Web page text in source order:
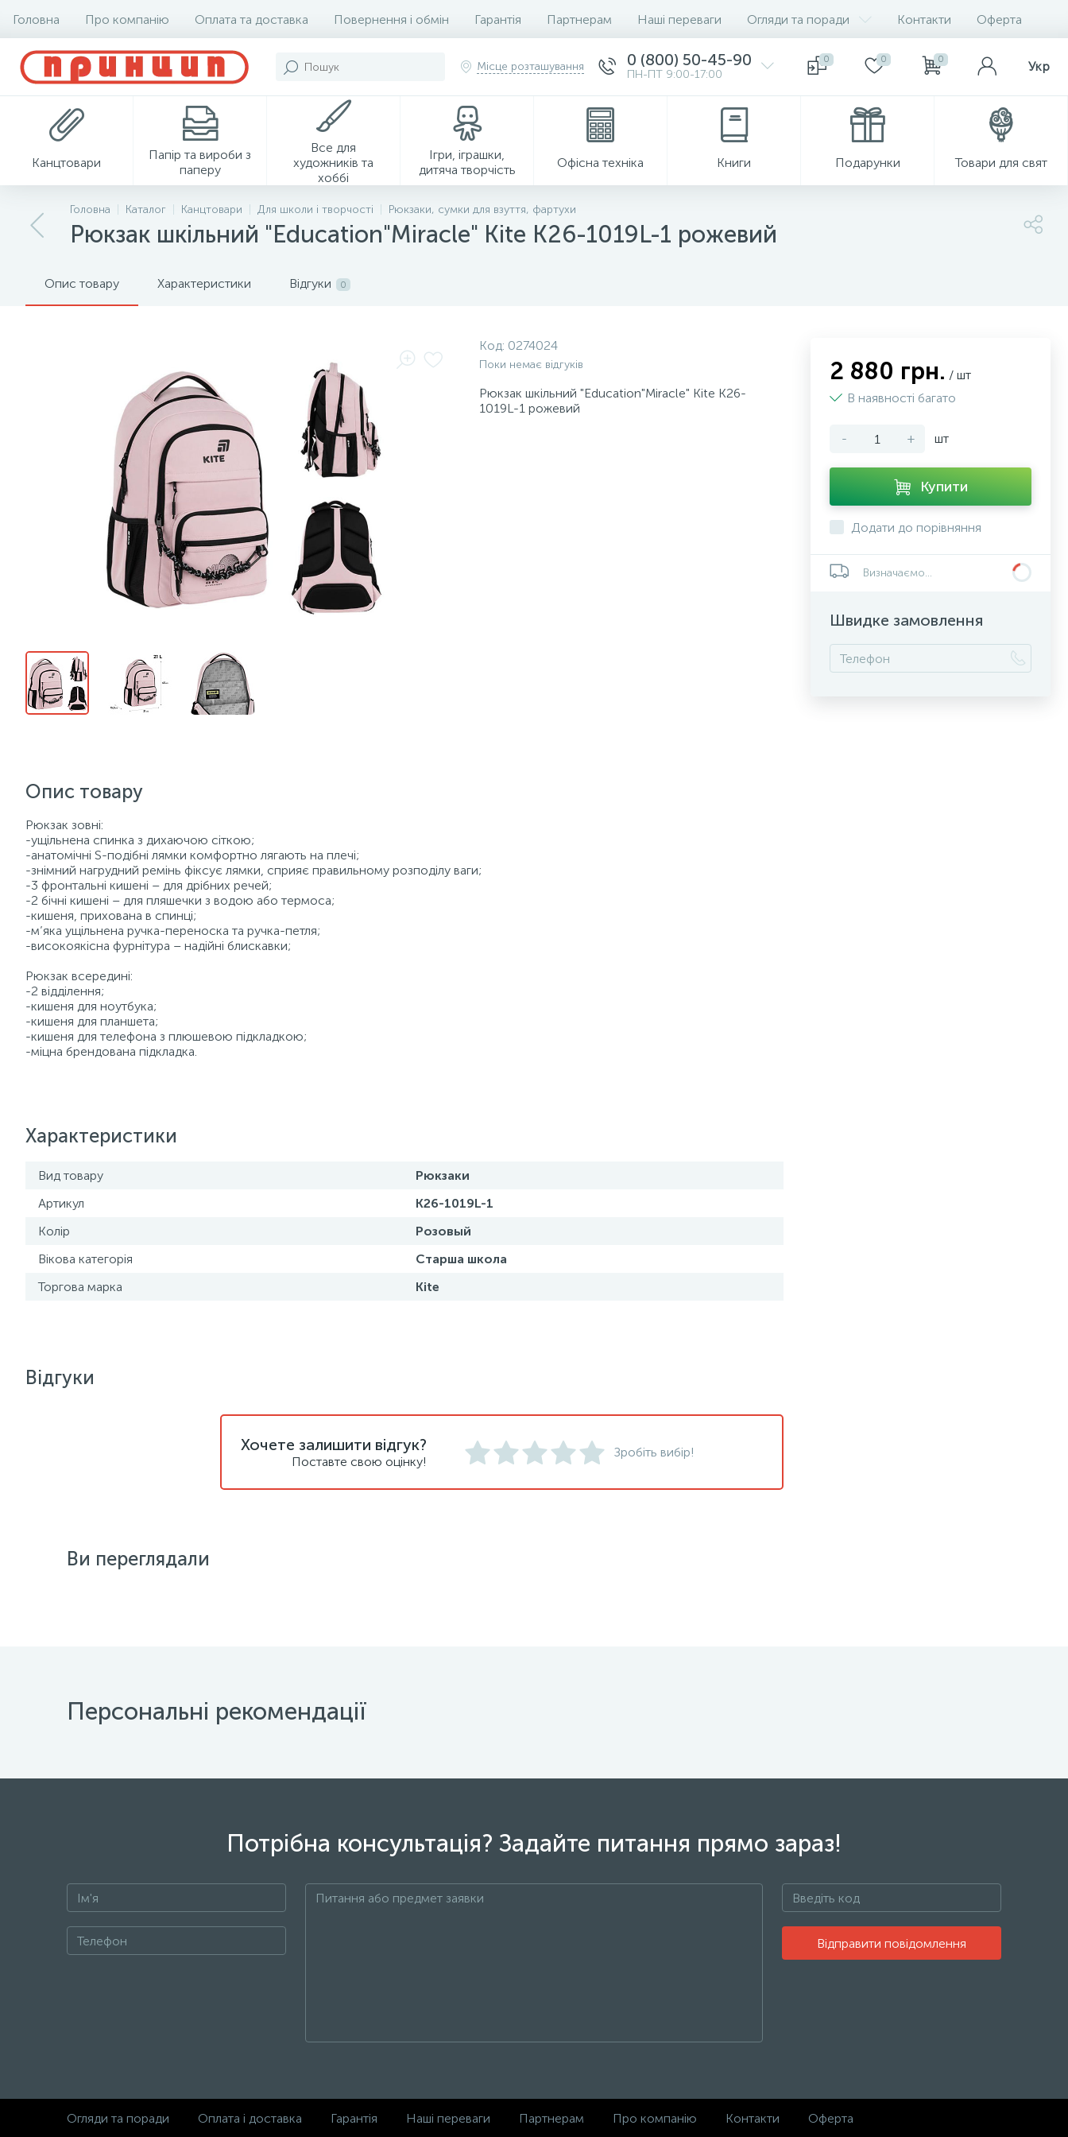
Головна Про компанію Оплата та доставка Повернення і обмін Гарантія Партнерам Наші переваги Огляди та поради Контакти Оферта
Місце розташування 0 (800) 50-45-90
ПН-ПТ 9:00-17:00
0 0 0 Укр
Канцтовари
Папір та вироби з
паперу
Все для
художників та
хоббі
Ігри, іграшки,
дитяча творчість
Офісна техніка Книги Подарунки Товари для свят
Головна Каталог Канцтовари Для школи і творчості Рюкзаки, сумки для взуття, фартухи
Рюкзак шкільний "Education"Miracle" Kite K26-1019L-1 рожевий
Опис товару Характеристики Відгуки 0
Код: 0274024
Поки немає відгуків
Рюкзак шкільний "Education"Miracle" Kite K26-
1019L-1 рожевий
Опис товару
Рюкзак зовні:
-ущільнена спинка з дихаючою сіткою;
-анатомічні S-подібні лямки комфортно лягають на плечі;
-знімний нагрудний ремінь фіксує лямки, сприяє правильному розподілу ваги;
-3 фронтальні кишені – для дрібних речей;
-2 бічні кишені – для пляшечки з водою або термоса;
-кишеня, прихована в спинці;
-м’яка ущільнена ручка-переноска та ручка-петля;
-високоякісна фурнітура – надійні блискавки;
Рюкзак всередині:
-2 відділення;
-кишеня для ноутбука;
-кишеня для планшета;
-кишеня для телефона з плюшевою підкладкою;
-міцна брендована підкладка.
Характеристики
Вид товару
Рюкзаки
Артикул
K26-1019L-1
Колір
Розовый
Вікова категорія
Старша школа
Торгова марка
Kite
2 880 грн. / шт
В наявності багато
- + шт
Купити
Додати до порівняння
Визначаємо...
Швидке замовлення
Відгуки
Хочете залишити відгук?
Поставте свою оцінку!
Зробіть вибір!
Ви переглядали
Персональні рекомендації
Потрібна консультація? Задайте питання прямо зараз!
Відправити повідомлення
Огляди та поради Оплата і доставка Гарантія Наші переваги Партнерам Про компанію Контакти Оферта